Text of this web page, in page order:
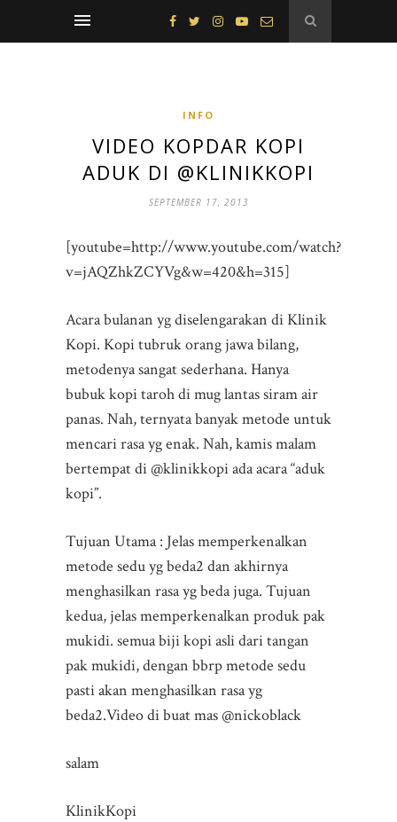
INFO
VIDEO KOPDAR KOPI
ADUK DI @KLINIKKOPI
SEPTEMBER 17, 2013
[youtube=http://www.youtube.com/watch?
v=jAQZhkZCYVg&w=420&h=315]
Acara bulanan yg diselengarakan di Klinik
Kopi. Kopi tubruk orang jawa bilang,
metodenya sangat sederhana. Hanya
bubuk kopi taroh di mug lantas siram air
panas. Nah, ternyata banyak metode untuk
mencari rasa yg enak. Nah, kamis malam
bertempat di @klinikkopi ada acara “aduk
kopi”.
Tujuan Utama : Jelas memperkenalkan
metode sedu yg beda2 dan akhirnya
menghasilkan rasa yg beda juga. Tujuan
kedua, jelas memperkenalkan produk pak
mukidi. semua biji kopi asli dari tangan
pak mukidi, dengan bbrp metode sedu
pasti akan menghasilkan rasa yg
beda2.Video di buat mas @nickoblack
salam
KlinikKopi